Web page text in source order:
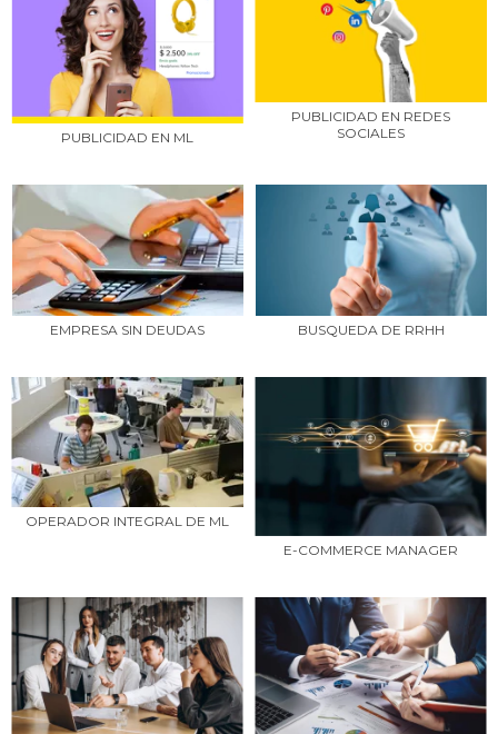
PUBLICIDAD EN ML
PUBLICIDAD EN REDES
SOCIALES
EMPRESA SIN DEUDAS BUSQUEDA DE RRHH
OPERADOR INTEGRAL DE ML
E-COMMERCE MANAGER